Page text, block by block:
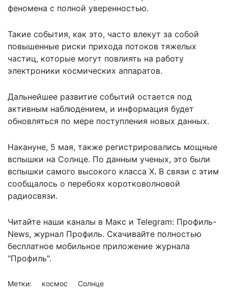
феномена с полной уверенностью.
Такие события, как это, часто влекут за собой
повышенные риски прихода потоков тяжелых
частиц, которые могут повлиять на работу
электроники космических аппаратов.
Дальнейшее развитие событий остается под
активным наблюдением, и информация будет
обновляться по мере поступления новых данных.
Накануне, 5 мая, также регистрировались мощные
вспышки на Солнце. По данным ученых, это были
вспышки самого высокого класса X. В связи с этим
сообщалось о перебоях коротковолновой
радиосвязи.
Читайте наши каналы в Макс и Telegram: Профиль-
News, журнал Профиль. Скачивайте полностью
бесплатное мобильное приложение журнала
"Профиль".
Метки: космос Солнце